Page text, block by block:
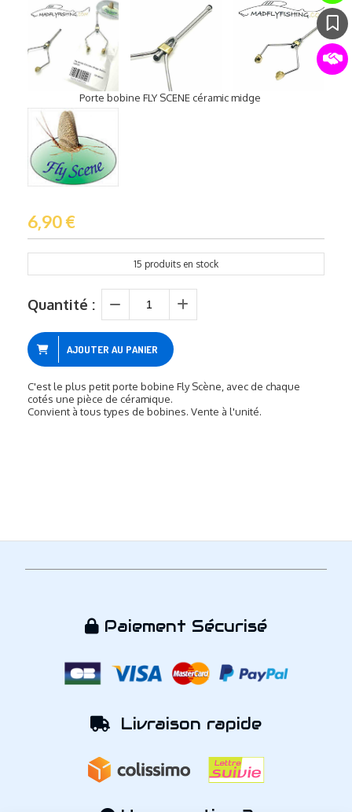
Porte bobine FLY SCENE céramic midge
6,90€
15 produits en stock
Quantité :
AJOUTER AU PANIER
C'est le plus petit porte bobine Fly Scène, avec de chaque
cotés une pièce de céramique.
Convient à tous types de bobines. Vente à l'unité.
 Paiement Sécurisé
 Livraison rapide